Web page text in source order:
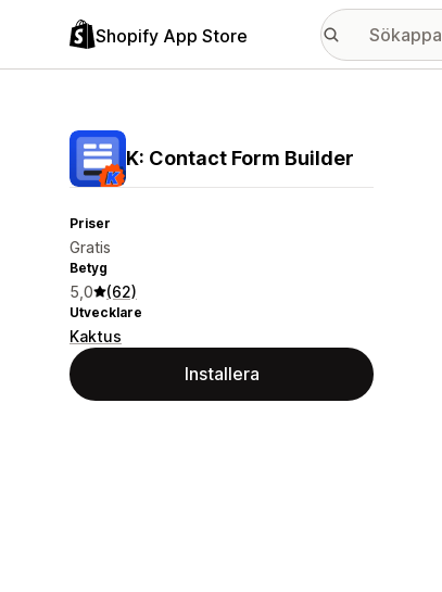
Shopify App Store
K: Contact Form Builder
Priser
Gratis
Betyg
5,0 (62)
Utvecklare
Kaktus
Installera